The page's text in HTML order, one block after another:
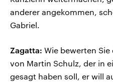
anderer angekommen,
Gabriel.
Zagatta: Wie bewerten
von Martin Schulz, der in
gesagt haben soll, er will